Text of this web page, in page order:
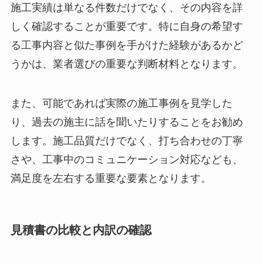
施工実績は単なる件数だけでなく、その内容を詳
しく確認することが重要です。特に自身の希望す
る工事内容と似た事例を手がけた経験があるかど
うかは、業者選びの重要な判断材料となります。
また、可能であれば実際の施工事例を見学した
り、過去の施主に話を聞いたりすることをお勧め
します。施工品質だけでなく、打ち合わせの丁寧
さや、工事中のコミュニケーション対応なども、
満足度を左右する重要な要素となります。
見積書の比較と内訳の確認